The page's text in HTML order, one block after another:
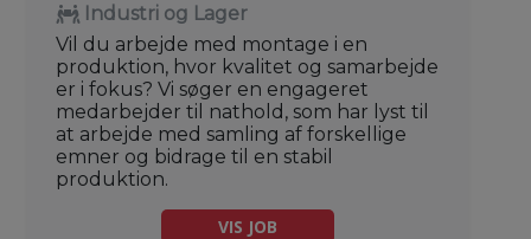
Industri og Lager
Vil du arbejde med montage i en
produktion, hvor kvalitet og samarbejde
er i fokus? Vi søger en engageret
medarbejder til nathold, som har lyst til
at arbejde med samling af forskellige
emner og bidrage til en stabil
produktion.
VIS JOB